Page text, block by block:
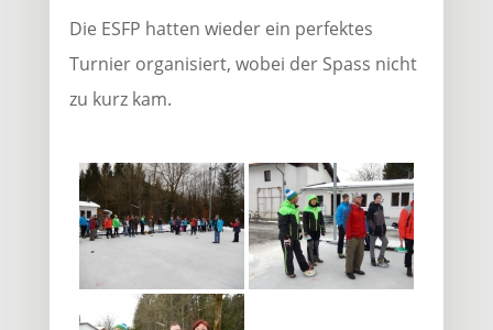
Die ESFP hatten wieder ein perfektes
Turnier organisiert, wobei der Spass nicht
zu kurz kam.